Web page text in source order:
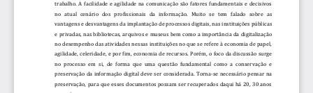
trabalho.  A  facilidade  e  agilidade  na  comunicação  são  fatores  fundamentais  e  decisivos
no   atual   cenário   dos profissionais   da   informação .   Muito   se   tem   falado   sobre   as
vantagens e desvantagens da implantação de processos digitais, nas instituições públicas
e privadas, nas bibliotecas, arquivos e museus bem como a importância da digitalização
no desempenho das atividades nessas instituições no que se refere à economia de papel,
agilidade, celeridade, e por fim, economia de recursos. Porém, o foco da discussão surge
no  processo  em  si,  de  forma  que  uma  questão  fundamental  como  a  conservação  e
preservação da informação digital deve ser considerada. Torna-se necessário pensar na
preservação, para  que esses  documentos  possam  ser  recuperados  daqui  há  20,  30  anos